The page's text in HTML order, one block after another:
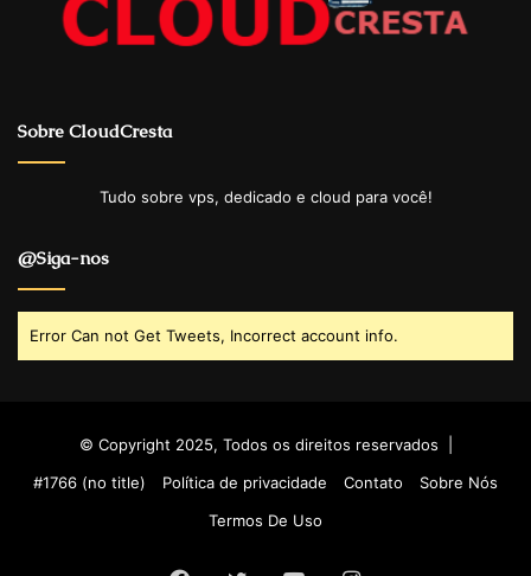
Sobre CloudCresta
Tudo sobre vps, dedicado e cloud para você!
@Siga-nos
Error Can not Get Tweets, Incorrect account info.
© Copyright 2025, Todos os direitos reservados |
#1766 (no title)
Política de privacidade Contato
Sobre Nós
Termos De Uso